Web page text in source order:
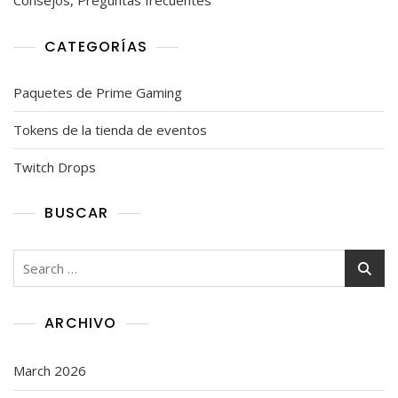
CATEGORÍAS
Paquetes de Prime Gaming
Tokens de la tienda de eventos
Twitch Drops
BUSCAR
Search
ARCHIVO
March 2026